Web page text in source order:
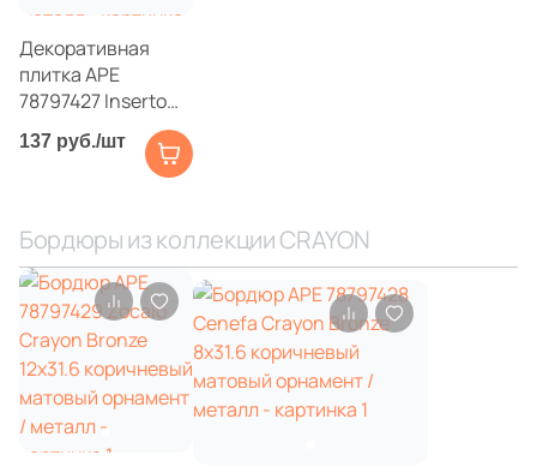
29
Gala ( 8)
Gambini (3)
Gardenia Orchidea ( 18
Glazurker (4)
Global Tile ( 240)
Goetan Ceramica (
)
Golden State (7)
Goldencer (
Декоративная
плитка APE
78797427 Inserto
Crayon Bronze
10x14 коричневая
137 руб./шт
Бордюры из коллекции CRAYON